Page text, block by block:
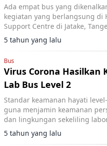
Ada empat bus yang
kegiatan yang berlangsung di
Support Centre di Jatake,
5 tahun yang lalu
Bus
Virus Corona Hasilkan
Lab Bus Level 2
Standar keamanan hayati
guna menjamin keamanan
dan lingkungan sekeliling
5 tahun yang lalu